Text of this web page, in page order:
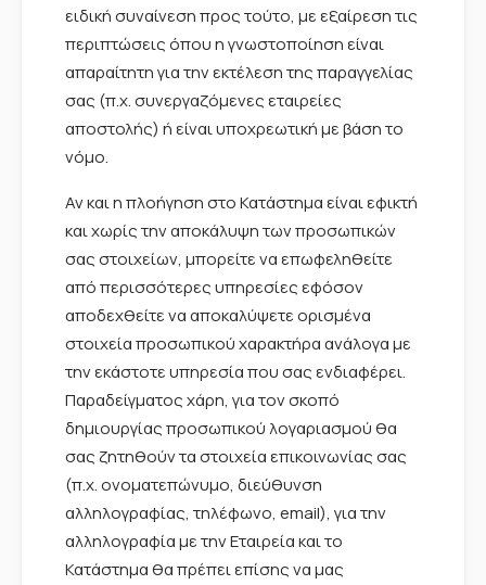
ειδική συναίνεση προς τούτο, με εξαίρεση τις
περιπτώσεις όπου η γνωστοποίηση είναι
απαραίτητη για την εκτέλεση της παραγγελίας
σας (π.χ. συνεργαζόμενες εταιρείες
αποστολής) ή είναι υποχρεωτική με βάση το
νόμο.
Αν και η πλοήγηση στο Κατάστημα είναι εφικτή
και χωρίς την αποκάλυψη των προσωπικών
σας στοιχείων, μπορείτε να επωφεληθείτε
από περισσότερες υπηρεσίες εφόσον
αποδεχθείτε να αποκαλύψετε ορισμένα
στοιχεία προσωπικού χαρακτήρα ανάλογα με
την εκάστοτε υπηρεσία που σας ενδιαφέρει.
Παραδείγματος χάρη, για τον σκοπό
δημιουργίας προσωπικού λογαριασμού θα
σας ζητηθούν τα στοιχεία επικοινωνίας σας
(π.χ. ονοματεπώνυμο, διεύθυνση
αλληλογραφίας, τηλέφωνο, email), για την
αλληλογραφία με την Εταιρεία και το
Κατάστημα θα πρέπει επίσης να μας